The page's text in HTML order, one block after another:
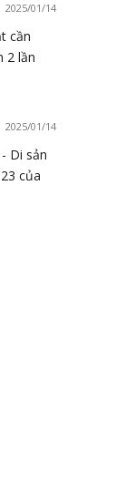
2025/01/14
cần
2 lần
2025/01/14
Di sản
của